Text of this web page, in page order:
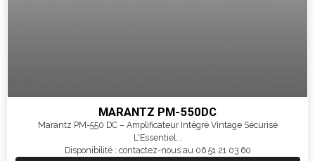
MARANTZ PM-550DC
Marantz PM-550 DC – Amplificateur Intégré Vintage Sécurisé
L'Essentiel...
Disponibilité : contactez-nous au 06 51 21 03 60